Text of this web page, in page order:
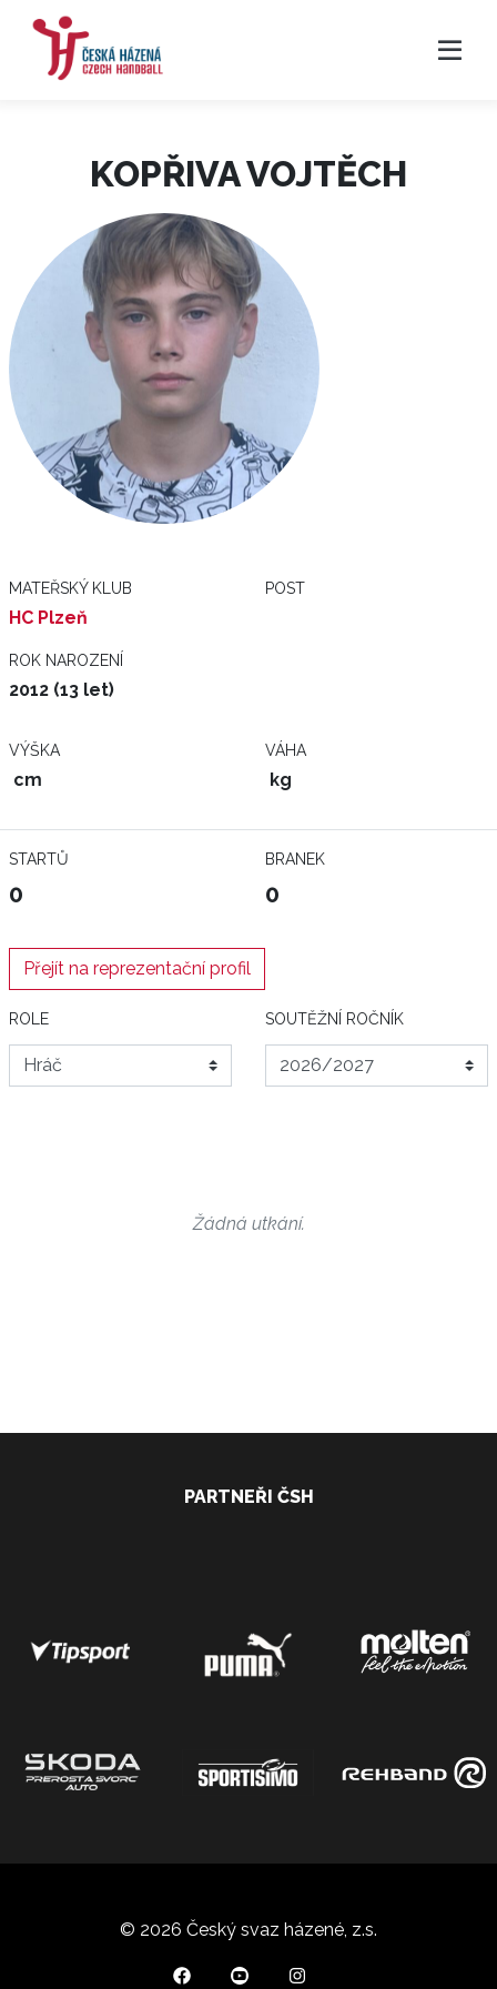
KOPŘIVA VOJTĚCH
MATEŘSKÝ KLUB
HC Plzeň
POST
ROK NAROZENÍ
2012 (13 let)
VÝŠKA
cm
VÁHA
kg
STARTŮ
0
BRANEK
0
Přejít na reprezentační profil
ROLE SOUTĚŽNÍ ROČNÍK
Žádná utkání.
PARTNEŘI ČSH
© 2026 Český svaz házené, z.s.